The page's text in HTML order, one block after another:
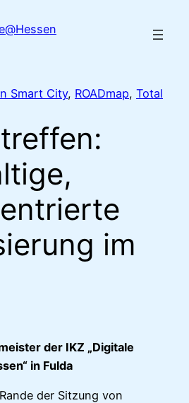
Smart City, ROADmap, Total
im
der IKZ „Digitale
in Fulda
der Sitzung von